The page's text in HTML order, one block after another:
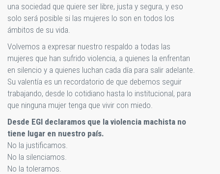
una sociedad que quiere ser libre, justa y segura, y eso
solo será posible si las mujeres lo son en todos los
ámbitos de su vida.
Volvemos a expresar nuestro respaldo a todas las
mujeres que han sufrido violencia, a quienes la enfrentan
en silencio y a quienes luchan cada día para salir adelante.
Su valentía es un recordatorio de que debemos seguir
trabajando, desde lo cotidiano hasta lo institucional, para
que ninguna mujer tenga que vivir con miedo.
Desde EGI declaramos que la violencia machista no
tiene lugar en nuestro país.
No la justificamos.
No la silenciamos.
No la toleramos.